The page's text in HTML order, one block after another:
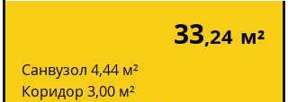
33,24 м²
Санвузол 4,44 м²
Коридор 3,00 м²